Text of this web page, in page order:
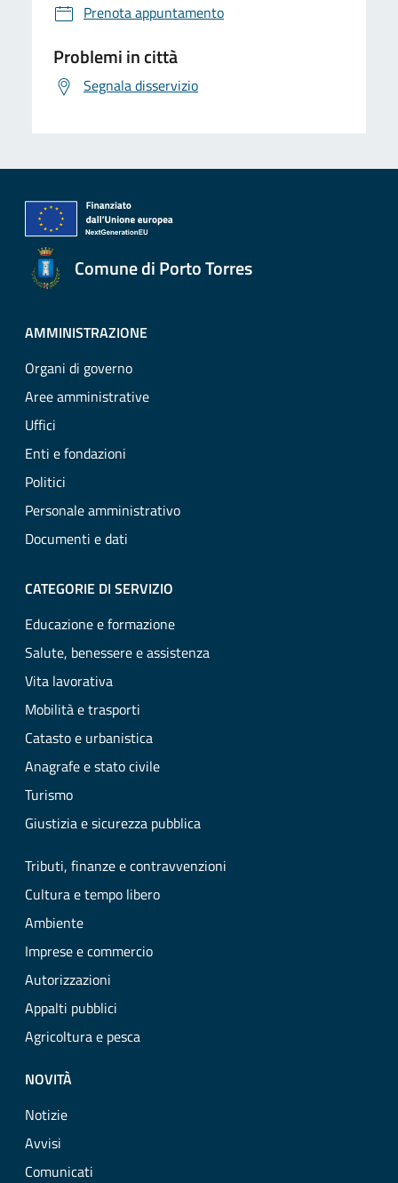
Prenota appuntamento
Problemi in città
Segnala disservizio
Comune di Porto Torres
AMMINISTRAZIONE
Organi di governo
Aree amministrative
Uffici
Enti e fondazioni
Politici
Personale amministrativo
Documenti e dati
CATEGORIE DI SERVIZIO
Educazione e formazione
Salute, benessere e assistenza
Vita lavorativa
Mobilità e trasporti
Catasto e urbanistica
Anagrafe e stato civile
Turismo
Giustizia e sicurezza pubblica
Tributi, finanze e contravvenzioni
Cultura e tempo libero
Ambiente
Imprese e commercio
Autorizzazioni
Appalti pubblici
Agricoltura e pesca
NOVITÀ
Notizie
Avvisi
Comunicati